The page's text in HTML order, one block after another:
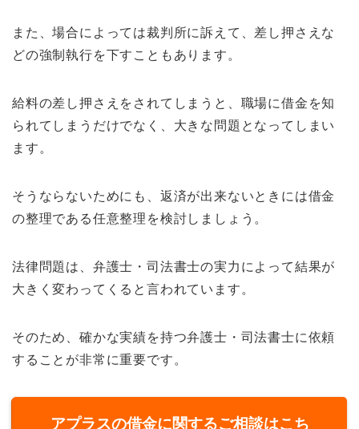
また、場合によっては裁判所に訴えて、差し押さえな
どの強制執行を下すこともあります。
給料の差し押さえをされてしまうと、職場に借金を知
られてしまうだけでなく、大きな問題となってしまい
ます。
そうならないためにも、返済が出来ないときには借金
の整理である任意整理を検討しましょう。
法律問題は、弁護士・司法書士の実力によって結果が
大きく変わってくると言われています。
そのため、確かな実績を持つ弁護士・司法書士に依頼
することが非常に重要です。
アプラスの借金に関するご相談はこち